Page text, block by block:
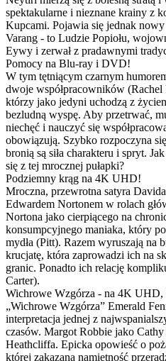
spektakularne i nieznane krainy z
Kupcami. Pojawia się jednak
Varang - to Ludzie Popiołu,
Eywy i zerwał z pradawnymi
Pomocy na Blu-ray i DVD!
W tym tętniącym czarnym
dwoje współpracowników
którzy jako jedyni uchodzą z
bezludną wyspę. Aby przetrwać,
niechęć i nauczyć się
obowiązują. Szybko rozpoczyna
bronią są siła charakteru i spryt.
się z tej mrocznej pułapki?
Podziemny krąg na 4K UHD!
Mroczna, przewrotna satyra
Edwardem Nortonem w rolach
Nortona jako cierpiącego na
konsumpcyjnego maniaka, który
mydła (Pitt). Razem wyruszają na
krucjatę, która zaprowadzi ich na
granic. Ponadto ich relację
Carter).
Wichrowe Wzgórza - na 4K
„Wichrowe Wzgórza” Emerald
interpretacja jednej z
czasów. Margot Robbie jako
Heathcliffa. Epicka opowieść o
której zakazana namiętność